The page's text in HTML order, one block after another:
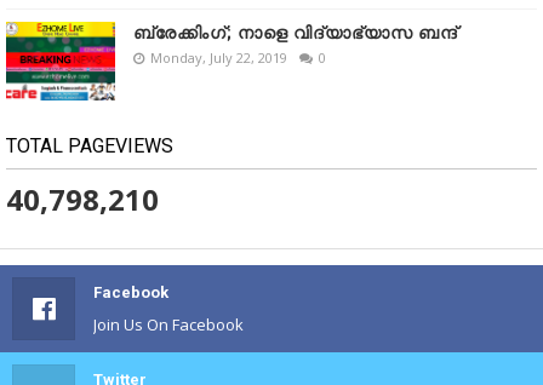
ബ്രേക്കിംഗ്; നാളെ വിദ്യാഭ്യാസ ബന്ദ്
Monday, July 22, 2019 0
TOTAL PAGEVIEWS
40,798,210
Facebook
Join Us On Facebook
Twitter